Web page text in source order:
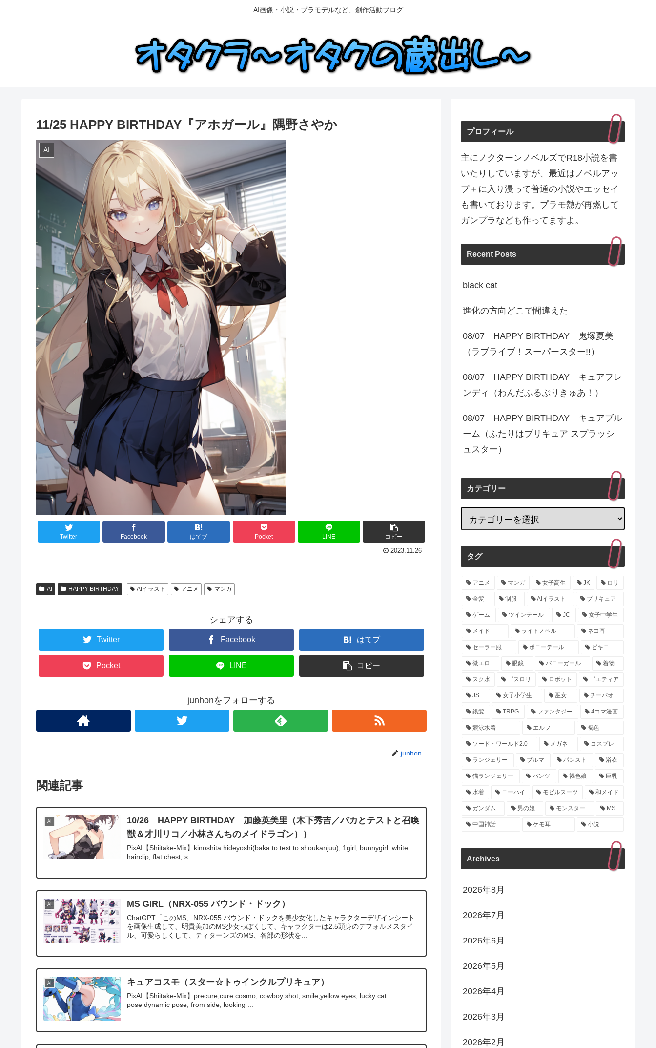
AI画像・小説・プラモデルなど、創作活動ブログ
11/25 HAPPY BIRTHDAY『アホガール』隅野さやか
AI
Twitter Facebook はてブ Pocket LINE コピー
2023.11.26
AI HAPPY BIRTHDAY AIイラスト アニメ マンガ
シェアする
Twitter Facebook はてブ
Pocket LINE コピー
junhonをフォローする
junhon
関連記事
AI
10/26 HAPPY BIRTHDAY 加藤英美里（木下秀吉／バカとテストと召喚
獣＆才川リコ／小林さんちのメイドラゴン））
PixAI【Shiitake-Mix】kinoshita hideyoshi(baka to test to shoukanjuu), 1girl, bunnygirl, white
hairclip, flat chest, s...
AI MS GIRL（NRX-055 バウンド・ドック）
ChatGPT「このMS、NRX-055 バウンド・ドックを美少女化したキャラクターデザインシート
を画像生成して、明貴美加のMS少女っぽくして、キャラクターは2.5頭身のデフォルメスタイ
ル、可愛らしくして、ティターンズのMS、各部の形状を...
AI キュアコスモ（スター☆トゥインクルプリキュア）
PixAI【Shiitake-Mix】precure,cure cosmo, cowboy shot, smile,yellow eyes, lucky cat
pose,dynamic pose, from side, looking ...
プロフィール
主にノクターンノベルズでR18小説を書
いたりしていますが、最近はノベルアッ
プ＋に入り浸って普通の小説やエッセイ
も書いております。プラモ熱が再燃して
ガンプラなども作ってますよ。
Recent Posts
black cat
進化の方向どこで間違えた
08/07 HAPPY BIRTHDAY 鬼塚夏美
（ラブライブ！スーパースター!!）
08/07 HAPPY BIRTHDAY キュアフレ
ンディ（わんだふるぷりきゅあ！）
08/07 HAPPY BIRTHDAY キュアブル
ーム（ふたりはプリキュア スプラッシ
ュスター）
カテゴリー
タグ
アニメ マンガ 女子高生 JK ロリ
金髪 制服 AIイラスト プリキュア
ゲーム ツインテール JC 女子中学生
メイド ライトノベル ネコ耳
セーラー服 ポニーテール ビキニ
微エロ 眼鏡 バニーガール 着物
スク水 ゴスロリ ロボット ゴエティア
JS 女子小学生 巫女 チーパオ
銀髪 TRPG ファンタジー 4コマ漫画
競泳水着 エルフ 褐色
ソード・ワールド2.0 メガネ コスプレ
ランジェリー ブルマ パンスト 浴衣
猫ランジェリー パンツ 褐色娘 巨乳
水着 ニーハイ モビルスーツ 和メイド
ガンダム 男の娘 モンスター MS
中国神話 ケモ耳 小説
Archives
2026年8月
2026年7月
2026年6月
2026年5月
2026年4月
2026年3月
2026年2月